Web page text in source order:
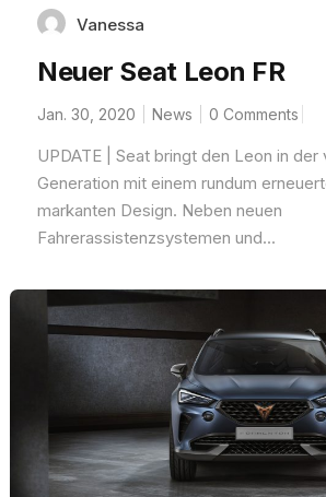
Vanessa
Neuer Seat Leon FR
Jan. 30, 2020 News 0 Comments
UPDATE | Seat bringt den Leon in der
Generation mit einem rundum
markanten Design. Neben neuen
Fahrerassistenzsystemen und...